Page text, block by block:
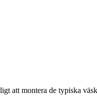
att montera de typiska